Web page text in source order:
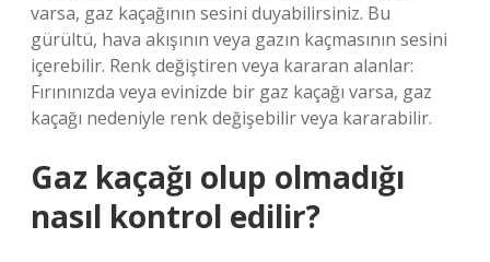
varsa, gaz kaçağının sesini duyabilirsiniz. Bu
gürültü, hava akışının veya gazın kaçmasının sesini
içerebilir. Renk değiştiren veya kararan alanlar:
Fırınınızda veya evinizde bir gaz kaçağı varsa, gaz
kaçağı nedeniyle renk değişebilir veya kararabilir.
Gaz kaçağı olup olmadığı
nasıl kontrol edilir?